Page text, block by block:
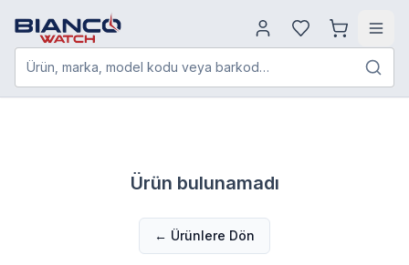
Ürün, marka, model kodu veya barkod…
Ürün bulunamadı
← Ürünlere Dön